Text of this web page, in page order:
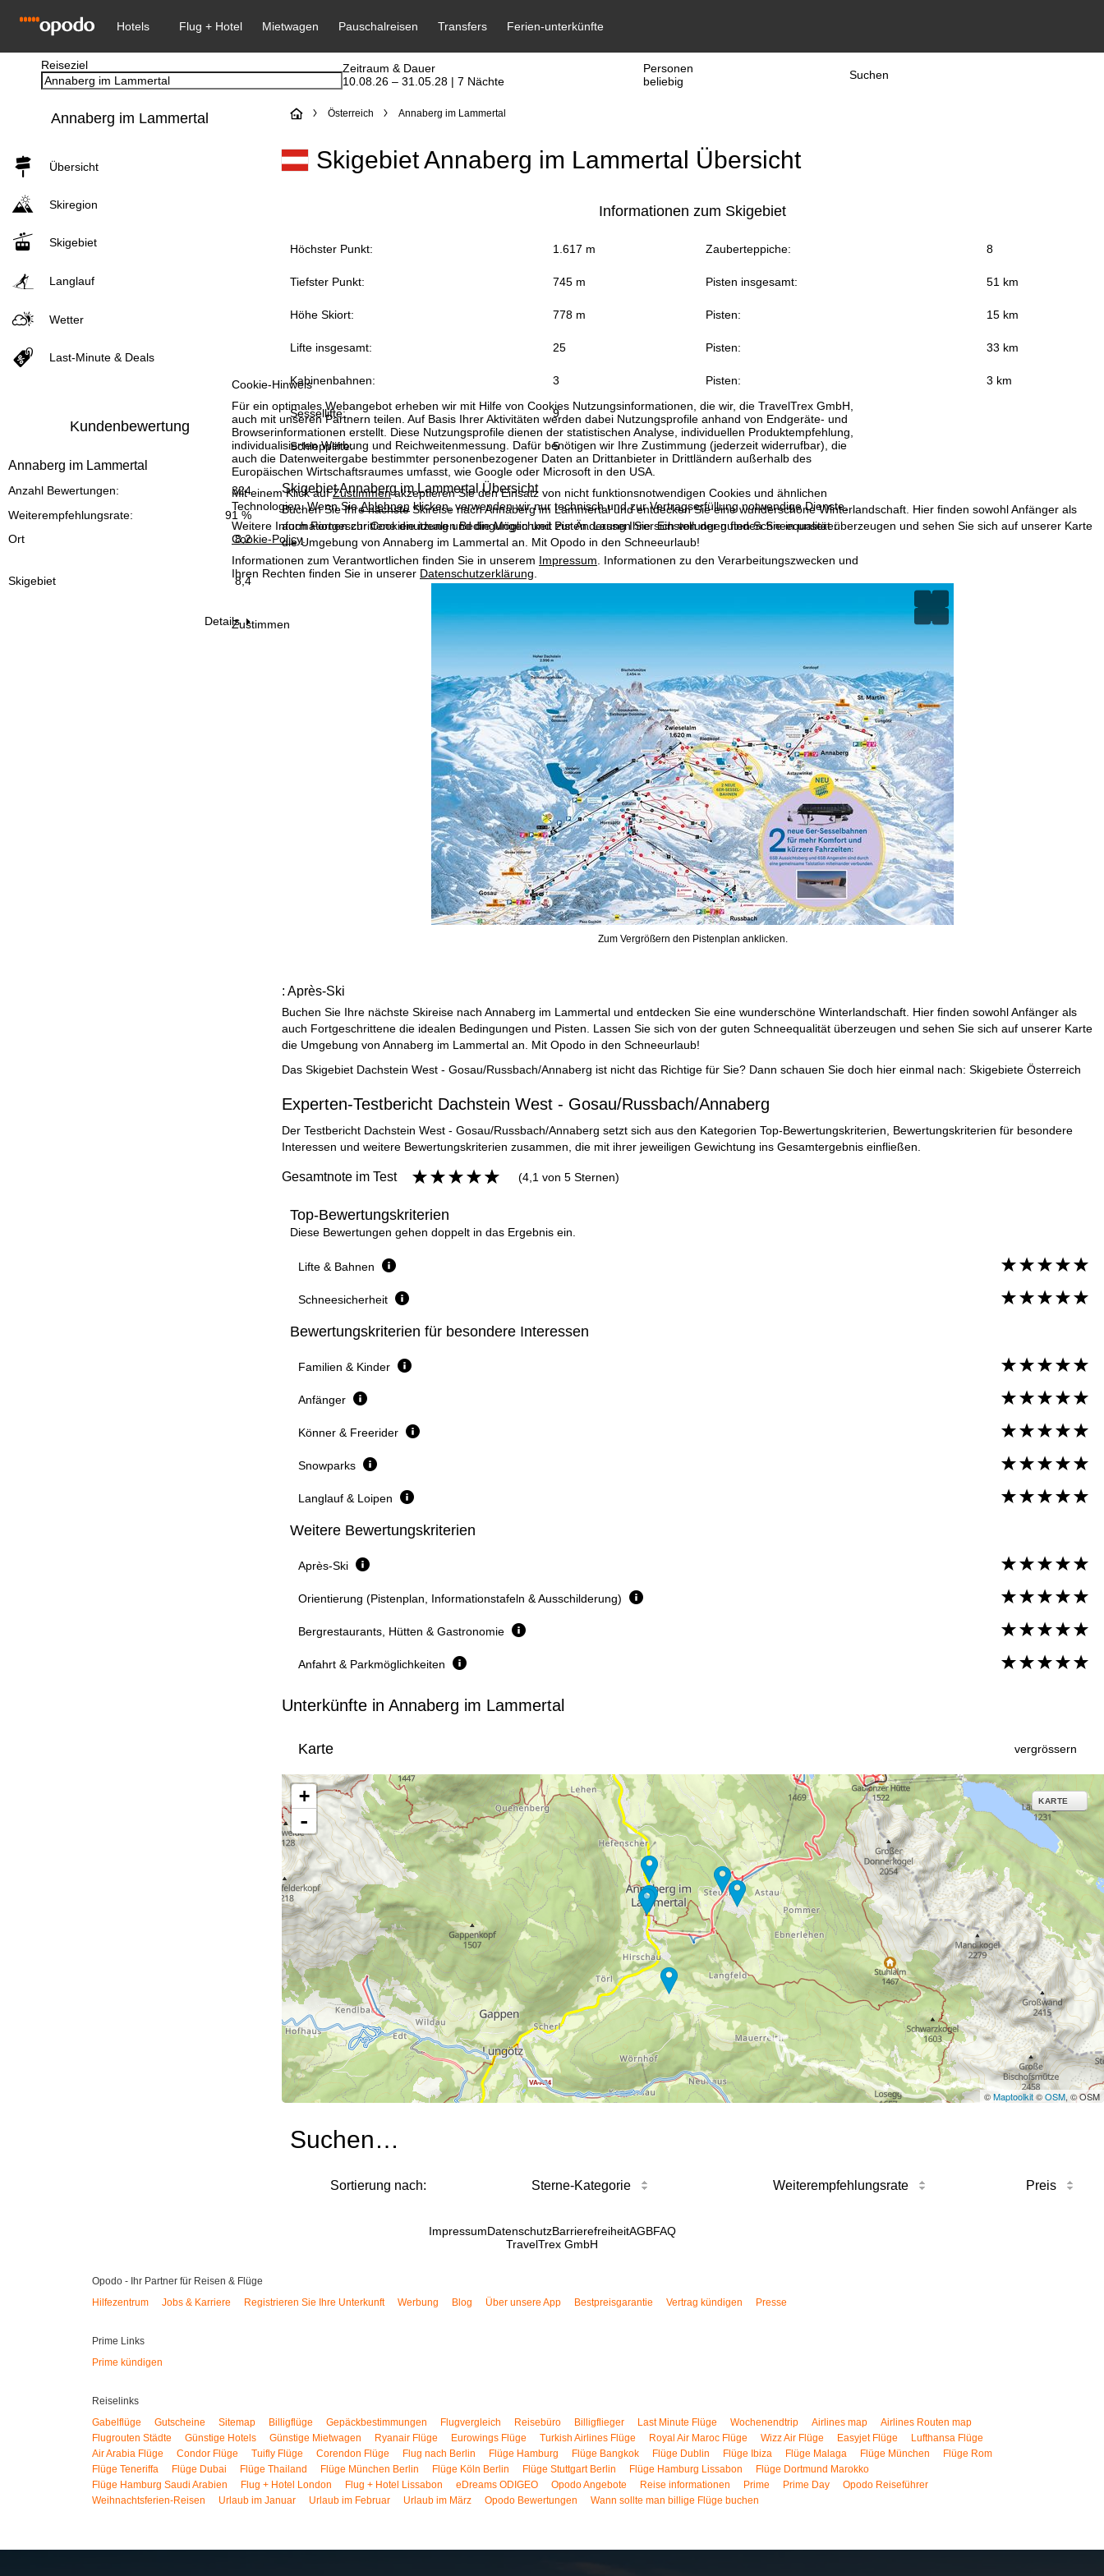
Cookie-Hinweis
Für ein optimales Webangebot erheben wir mit Hilfe von Cookies Nutzungsinformationen, die wir, die TravelTrex GmbH,
auch mit unseren Partnern teilen. Auf Basis Ihrer Aktivitäten werden dabei Nutzungsprofile anhand von Endgeräte- und
Browserinformationen erstellt. Diese Nutzungsprofile dienen der statistischen Analyse, individuellen Produktempfehlung,
individualisierten Werbung und Reichweitenmessung. Dafür benötigen wir Ihre Zustimmung (jederzeit widerrufbar), die
auch die Datenweitergabe bestimmter personenbezogener Daten an Drittanbieter in Drittländern außerhalb des
Europäischen Wirtschaftsraumes umfasst, wie Google oder Microsoft in den USA.
Mit einem Klick aufZustimmenakzeptieren Sie den Einsatz von nicht funktionsnotwendigen Cookies und ähnlichen
Technologien. Wenn SieAblehnen klicken, verwenden wir nur technisch und zur Vertragserfüllung notwendige Dienste.
Weitere Informationen zur Cookienutzung und die Möglichkeit zur Änderung Ihrer Einstellungen finden Sie in unserer
Cookie-Policy.
Informationen zum Verantwortlichen finden Sie in unserem Impressum . Informationen zu den Verarbeitungszwecken und
Ihren Rechten finden Sie in unserer Datenschutzerklärung
Zustimmen
Reiseziel
Zeitraum & Dauer
10.08.26 – 31.05.28 | 7 Nächte
Personen
beliebig
Suchen
Annaberg im Lammertal
Übersicht
Skiregion
Skigebiet
Langlauf
Wetter
Last-Minute & Deals
Kundenbewertung
Annaberg im Lammertal
324
Anzahl Bewertungen:
91 %
Weiterempfehlungsrate:
Ort
8,2
Skigebiet 8,4
Details
S
t
t
s
e
i
t
e
Österreich Annaberg im Lammertal
Skigebiet Annaberg im Lammertal Übersicht
Informationen zum Skigebiet
Höchster Punkt: 1.617 m Zauberteppiche: 8
Tiefster Punkt: 745 m Pisten insgesamt: 51 km
Höhe Skiort: 778 m Pisten: 15 km
Lifte insgesamt: 25 Pisten: 33 km
Kabinenbahnen: 3 Pisten: 3 km
Sessellifte: 9
Schlepplifte: 5
Skigebiet Annaberg im Lammertal Übersicht
Buchen Sie Ihre nächste Skireise nach Annaberg im Lammertal und entdecken Sie eine wunderschöne Winterlandschaft. Hier finden sowohl Anfänger als
auch Fortgeschrittene die idealen Bedingungen und Pisten. Lassen Sie sich von der guten Schneequalität überzeugen und sehen Sie sich auf unserer Karte
die Umgebung von Annaberg im Lammertal an. Mit Opodo in den Schneeurlaub!
Zum Vergrößern den Pistenplan anklicken.
: Après-Ski
Buchen Sie Ihre nächste Skireise nach Annaberg im Lammertal und entdecken Sie eine wunderschöne Winterlandschaft. Hier finden sowohl Anfänger als
auch Fortgeschrittene die idealen Bedingungen und Pisten. Lassen Sie sich von der guten Schneequalität überzeugen und sehen Sie sich auf unserer Karte
die Umgebung von Annaberg im Lammertal an. Mit Opodo in den Schneeurlaub!
Das Skigebiet Dachstein West - Gosau/Russbach/Annaberg ist nicht das Richtige für Sie? Dann schauen Sie doch hier einmal nach: Skigebiete Österreich
Experten-Testbericht Dachstein West - Gosau/Russbach/Annaberg
Der Testbericht Dachstein West - Gosau/Russbach/Annaberg setzt sich aus den Kategorien Top-Bewertungskriterien, Bewertungskriterien für besondere
Interessen und weitere Bewertungskriterien zusammen, die mit ihrer jeweiligen Gewichtung ins Gesamtergebnis einfließen.
Gesamtnote im Test (4,1 von 5 Sternen)
Top-Bewertungskriterien
Diese Bewertungen gehen doppelt in das Ergebnis ein.
Lifte & Bahnen
Schneesicherheit
Bewertungskriterien für besondere Interessen
Familien & Kinder
Anfänger
Könner & Freerider
Snowparks
Langlauf & Loipen
Weitere Bewertungskriterien
Après-Ski
Orientierung (Pistenplan, Informationstafeln & Ausschilderung)
Bergrestaurants, Hütten & Gastronomie
Anfahrt & Parkmöglichkeiten
Unterkünfte in Annaberg im Lammertal
Karte vergrössern
+
-
KARTE
©Maptoolkit©OSM, © OSM
Suchen…
Sortierung nach: Sterne-Kategorie Weiterempfehlungsrate Preis
ImpressumDatenschutzBarrierefreiheitAGBFAQ
TravelTrex GmbH